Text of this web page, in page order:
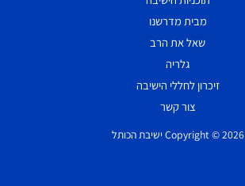
מבית מדרשנו
שאל את הרב
גלריה
זיכרון לחללי הישיבה
צור קשר
Copyright © 2026 ישיבת הכותל